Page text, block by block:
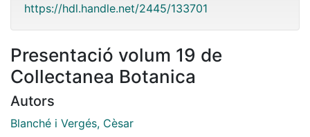
https://hdl.handle.net/2445/133701
Presentació volum 19 de
Collectanea Botanica
Autors
Blanché i Vergés, Cèsar